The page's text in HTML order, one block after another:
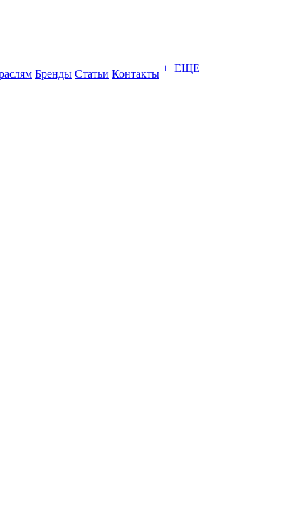
Бренды Статьи Контакты + ЕЩЕ